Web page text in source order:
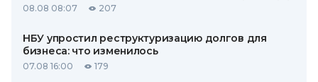
08.08 08:07 207
НБУ упростил реструктуризацию долгов для
бизнеса: что изменилось
07.08 16:00 179